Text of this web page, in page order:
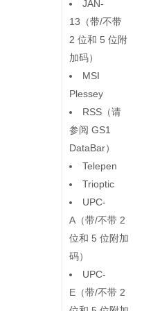
JAN-
13（带/不带
2 位和 5 位附
加码）
MSI
Plessey
RSS（请
参阅 GS1
DataBar）
Telepen
Trioptic
UPC-
A（带/不带 2
位和 5 位附加
码）
UPC-
E（带/不带 2